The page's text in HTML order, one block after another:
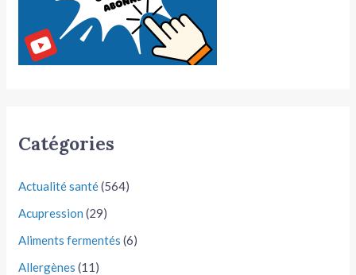
Catégories
Actualité santé(564)
Acupression (29)
Aliments fermentés (6)
Allergènes (11)